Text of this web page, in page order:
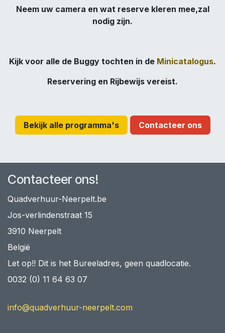
Neem uw camera en wat reserve kleren mee,zal
nodig zijn.
Kijk voor alle de Buggy tochten in de Minicatalogus.
Reservering en Rijbewijs vereist.
Bekijk alle programma's Contacteer ons
Contacteer ons!
Quadverhuur-Neerpelt.be
Jos-verlindenstraat 15
3910 Neerpelt
België
Let op!! Dit is het Bureeladres, geen quadlocatie.
0032 (0) 11 64 63 07
info@quadverhuur-neerpelt.com